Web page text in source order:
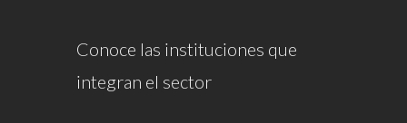
Conoce las instituciones que
integran el sector